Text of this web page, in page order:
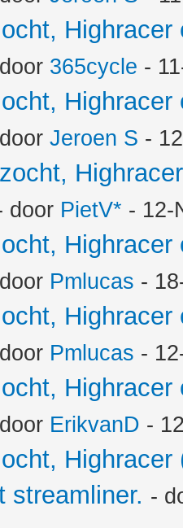
Highracer
365cycle -
Highracer
Jeroen S -
door PietV* - 12-
Highracer
Pmlucas -
Highracer
Pmlucas -
Highracer
ErikvanD -
streamliner. -